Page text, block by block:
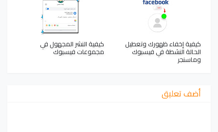
كيفية إخفاء ظهورك وتعطيل
الحالة النشطة في فيسبوك
وماسنجر
كيفية النشر المجهول في
مجموعات فيسبوك
أضف تعليق